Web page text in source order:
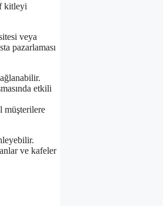
kitleyi
veya
pazarlaması
etkili
müşterilere
ve kafeler